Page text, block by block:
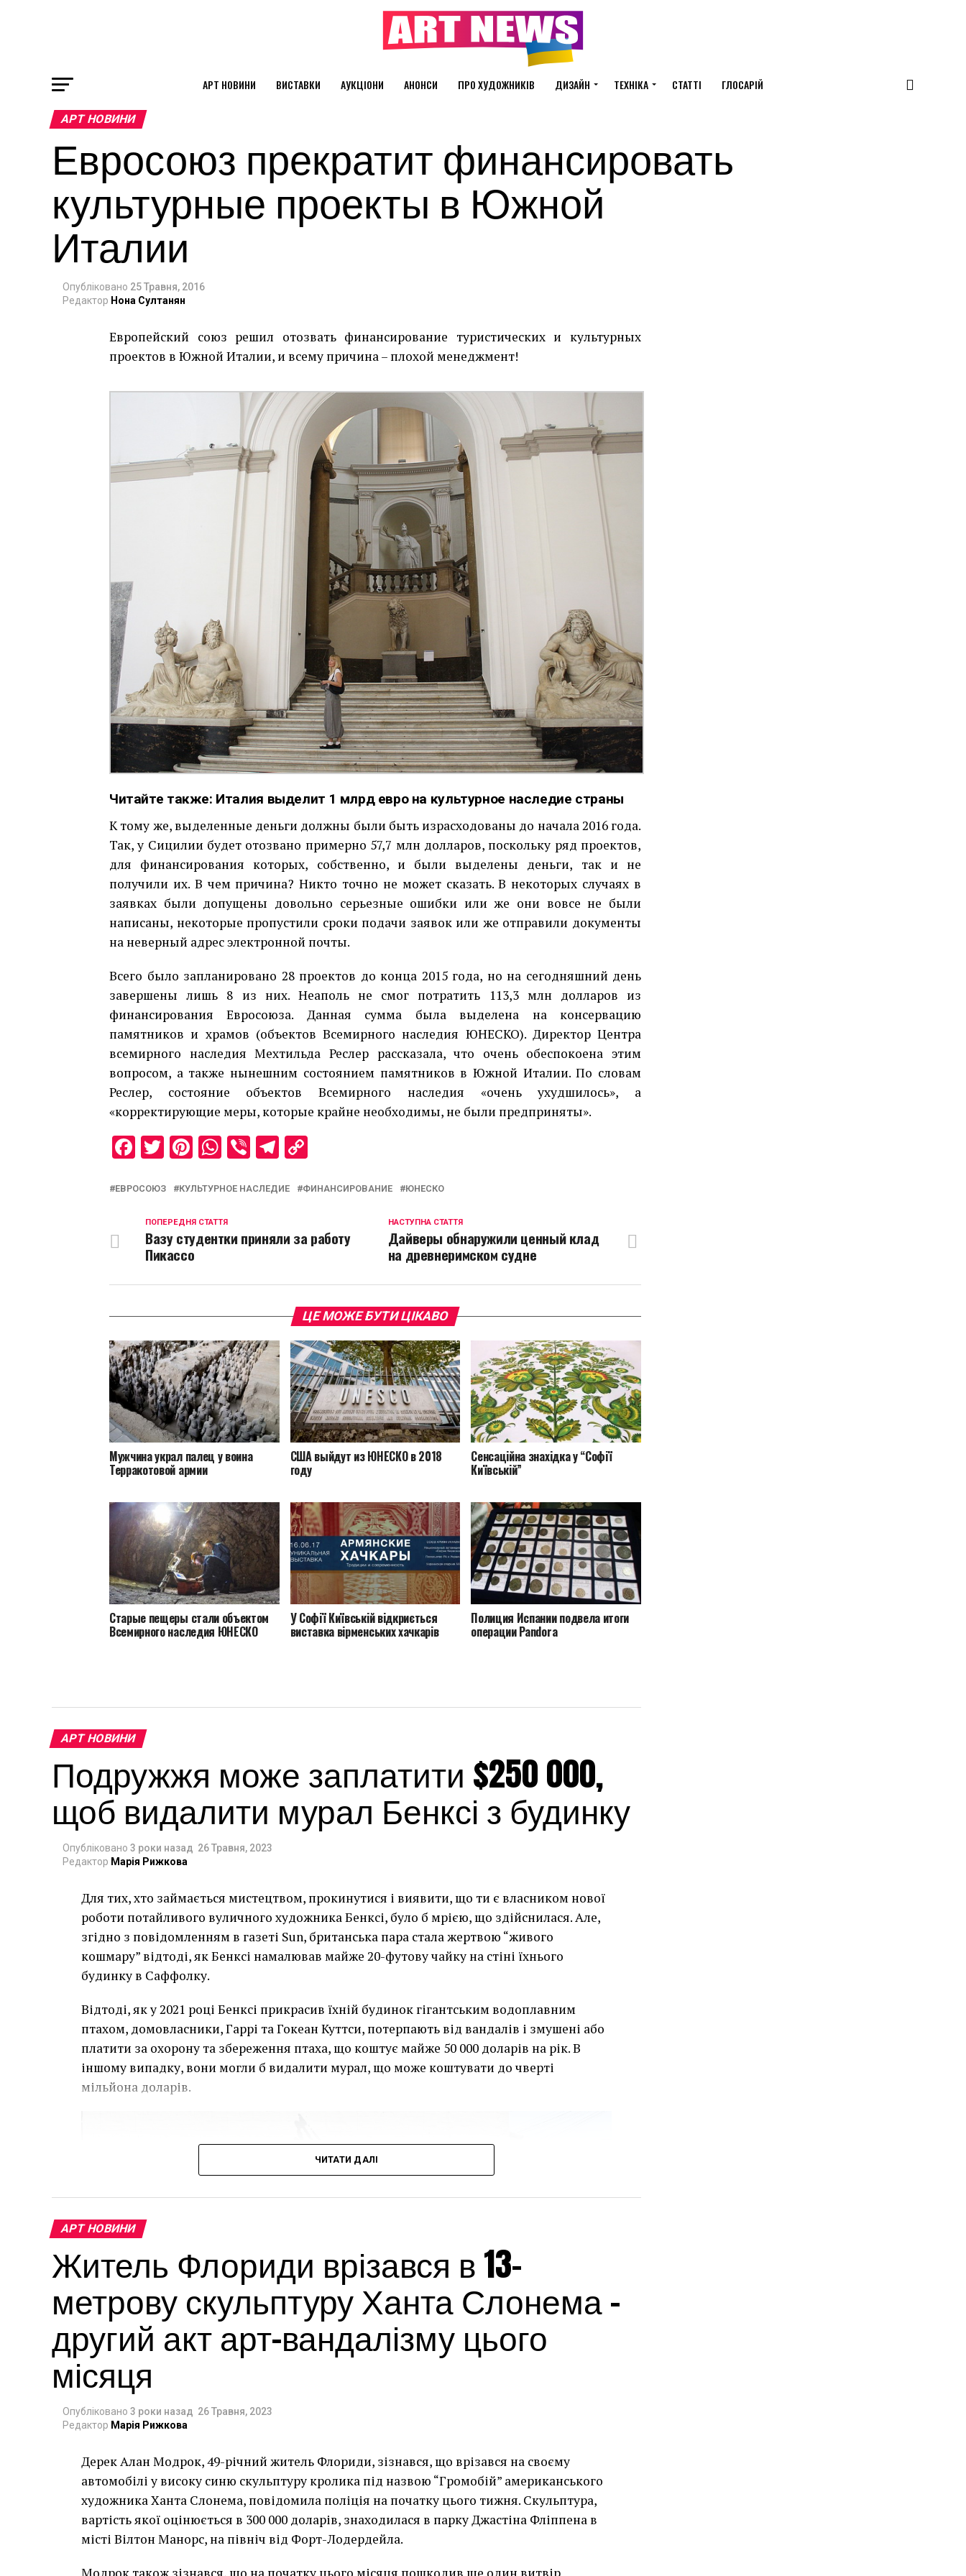
АРТ НОВИНИ ВИСТАВКИ АУКЦІОНИ АНОНСИ ПРО ХУДОЖНИКІВ ДИЗАЙН ТЕХНІКА СТАТТІ ГЛОСАРІЙ
АРТ НОВИНИ
Евросоюз прекратит финансировать
культурные проекты в Южной
Италии
Опубліковано 25 Травня, 2016
Редактор Нона Султанян
Европейский союз решил отозвать финансирование туристических и культурных
проектов в Южной Италии, и всему причина – плохой менеджмент!
Читайте также: Италия выделит 1 млрд евро на культурное наследие страны
К тому же, выделенные деньги должны были быть израсходованы до начала 2016 года.
Так, у Сицилии будет отозвано примерно 57,7 млн долларов, поскольку ряд проектов,
для финансирования которых, собственно, и были выделены деньги, так и не
получили их. В чем причина? Никто точно не может сказать. В некоторых случаях в
заявках были допущены довольно серьезные ошибки или же они вовсе не были
написаны, некоторые пропустили сроки подачи заявок или же отправили документы
на неверный адрес электронной почты.
Всего было запланировано 28 проектов до конца 2015 года, но на сегодняшний день
завершены лишь 8 из них. Неаполь не смог потратить 113,3 млн долларов из
финансирования Евросоюза. Данная сумма была выделена на консервацию
памятников и храмов (объектов Всемирного наследия ЮНЕСКО). Директор Центра
всемирного наследия Мехтильда Реслер рассказала, что очень обеспокоена этим
вопросом, а также нынешним состоянием памятников в Южной Италии. По словам
Реслер, состояние объектов Всемирного наследия «очень ухудшилось», а
«корректирующие меры, которые крайне необходимы, не были предприняты».
Facebook
Twitter
Pinterest
WhatsApp
ViberTelegram
ЕВРОСОЮЗ КУЛЬТУРНОЕ НАСЛЕДИЕ ФИНАНСИРОВАНИЕ ЮНЕСКО
НАСТУПНА СТАТТЯ
Дайверы обнаружили ценный клад
на древнеримском судне
ПОПЕРЕДНЯ СТАТТЯ
Вазу студентки приняли за работу
Пикассо
ЦЕ МОЖЕ БУТИ ЦІКАВО
Мужчина украл палец у воина
Терракотовой армии
США выйдут из ЮНЕСКО в 2018
году
Сенсаційна знахідка у “Софії
Київській”
Старые пещеры стали объектом
Всемирного наследия ЮНЕСКО
У Софії Київській відкриється
виставка вірменських хачкарів
Полиция Испании подвела итоги
операции Pandora
АРТ НОВИНИ
Подружжя може заплатити $250 000,
щоб видалити мурал Бенксі з будинку
Опубліковано 3 роки назад 26 Травня, 2023
Редактор Марія Рижкова
Для тих, хто займається мистецтвом, прокинутися і виявити, що ти є власником нової
роботи потайливого вуличного художника Бенксі, було б мрією, що здійснилася. Але,
згідно з повідомленням в газеті Sun, британська пара стала жертвою “живого
кошмару” відтоді, як Бенксі намалював майже 20-футову чайку на стіні їхнього
будинку в Саффолку.
Відтоді, як у 2021 році Бенксі прикрасив їхній будинок гігантським водоплавним
птахом, домовласники, Гаррі та Гокеан Куттси, потерпають від вандалів і змушені або
платити за охорону та збереження птаха, що коштує майже 50 000 доларів на рік. В
іншому випадку, вони могли б видалити мурал, що може коштувати до чверті
мільйона доларів.
Чоловік позує під макетом чайки, яка ось-ось накинеться на упаковку чіпсів – сюжет графіті, що
має ознаки вуличного художника Бенксі, на стіні в Лоустофті на східному узбережжі Англії 8
серпня 2021 року. (Фото Джастіна Талліса / AFP)
В інтерв’ю “Таймс” пан Куттс сказав:
“Спочатку це було неймовірно, але з
ЧИТАТИ ДАЛІ
АРТ НОВИНИ
Житель Флориди врізався в 13-
метрову скульптуру Ханта Слонема –
другий акт арт-вандалізму цього
місяця
Опубліковано 3 роки назад 26 Травня, 2023
Редактор Марія Рижкова
Дерек Алан Модрок, 49-річний житель Флориди, зізнався, що врізався на своєму
автомобілі у високу синю скульптуру кролика під назвою “Громобій” американського
художника Ханта Слонема, повідомила поліція на початку цього тижня. Скульптура,
вартість якої оцінюється в 300 000 доларів, знаходилася в парку Джастіна Фліппена в
місті Вілтон Манорс, на північ від Форт-Лодердейла.